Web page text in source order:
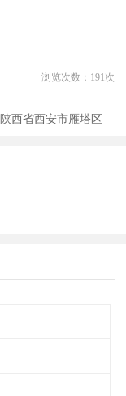
浏览次数： 191 次
陕西省西安市雁塔区